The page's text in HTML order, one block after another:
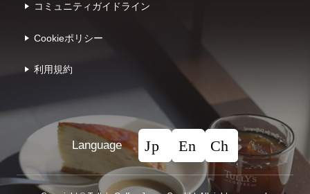
コミュニティガイドライン
Cookieポリシー
利⽤規約
Language